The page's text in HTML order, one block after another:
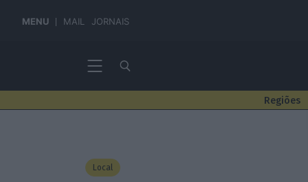
MENU MAIL JORNAIS
Regiões
Local